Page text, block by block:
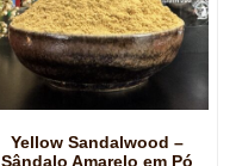
Yellow Sandalwood –
Sândalo Amarelo em Pó